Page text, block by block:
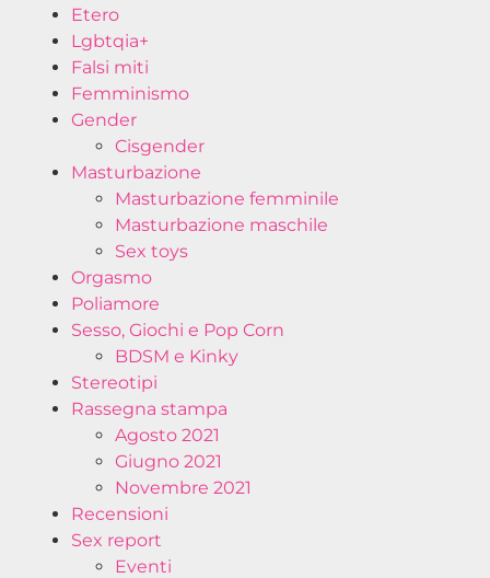
Etero
Lgbtqia+
Falsi miti
Femminismo
Gender
Cisgender
Masturbazione
Masturbazione femminile
Masturbazione maschile
Sex toys
Orgasmo
Poliamore
Sesso, Giochi e Pop Corn
BDSM e Kinky
Stereotipi
Rassegna stampa
Agosto 2021
Giugno 2021
Novembre 2021
Recensioni
Sex report
Eventi